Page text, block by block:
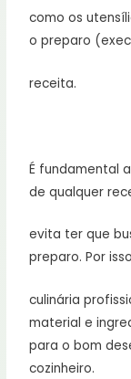
como os
o preparo
receita.
É fundamental
de qualquer
evita ter que
preparo. Por
culinária
material e
para o bom
cozinheiro.